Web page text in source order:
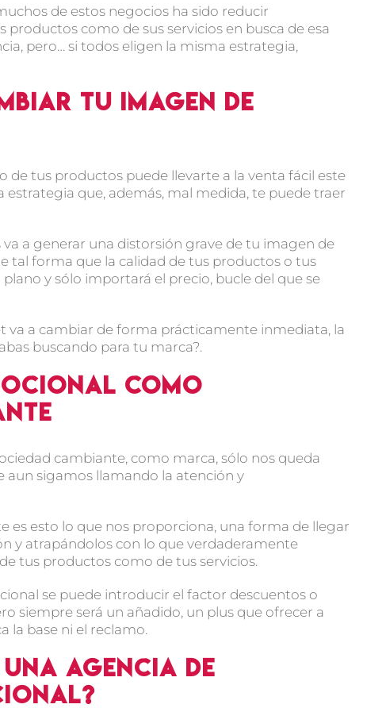
de estos negocios ha sido reducir
como de sus servicios en busca de esa
pero… si todos eligen la misma estrategia,
tu imagen de
de tus productos puede llevarte a la venta fácil este
que, además, mal medida, te puede traer
a generar una distorsión grave de tu imagen de
tal forma que la calidad de tus productos o tus
y sólo importará el precio, bucle del que se
va a cambiar de forma prácticamente inmediata, la
buscando para tu marca?.
como
cambiante, como marca, sólo nos queda
aun sigamos llamando la atención y
esto lo que nos proporciona, una forma de llegar
y atrapándolos con lo que verdaderamente
tus productos como de tus servicios.
se puede introducir el factor descuentos o
siempre será un añadido, un plus que ofrecer a
la base ni el reclamo.
Agencia de